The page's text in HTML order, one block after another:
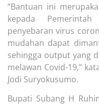
“Bantuan ini
kepada
penyebaran virus
mudahan dapat
sehingga output yang
melawan Covid-19,”
Jodi Suryokusumo.
Bupati Subang H